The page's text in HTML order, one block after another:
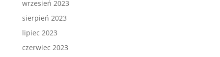
wrzesień 2023
sierpień 2023
lipiec 2023
czerwiec 2023